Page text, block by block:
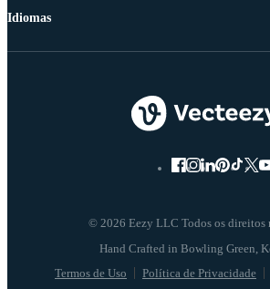
© 2026 Eezy LLC Todos os direitos
Termos de Uso Política de Privacidade
Idiomas